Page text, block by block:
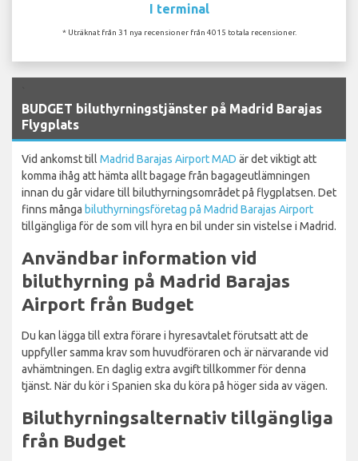
I terminal
* Uträknat från 31 nya recensioner från 4015 totala recensioner.
BUDGET biluthyrningstjänster på Madrid Barajas
Flygplats
Vid ankomst till Madrid Barajas Airport MAD är det viktigt att
komma ihåg att hämta allt bagage från bagageutlämningen
innan du går vidare till biluthyrningsområdet på flygplatsen. Det
finns många biluthyrningsföretag på Madrid Barajas Airport
tillgängliga för de som vill hyra en bil under sin vistelse i Madrid.
Användbar information vid
biluthyrning på Madrid Barajas
Airport från Budget
Du kan lägga till extra förare i hyresavtalet förutsatt att de
uppfyller samma krav som huvudföraren och är närvarande vid
avhämtningen. En daglig extra avgift tillkommer för denna
tjänst. När du kör i Spanien ska du köra på höger sida av vägen.
Biluthyrningsalternativ tillgängliga
från Budget